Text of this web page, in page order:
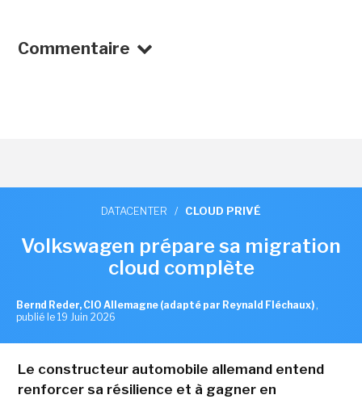
Commentaire
DATACENTER / CLOUD PRIVÉ
Volkswagen prépare sa migration
cloud complète
Bernd Reder, CIO Allemagne (adapté par Reynald Fléchaux) ,
publié le 19 Juin 2026
Le constructeur automobile allemand entend
renforcer sa résilience et à gagner en